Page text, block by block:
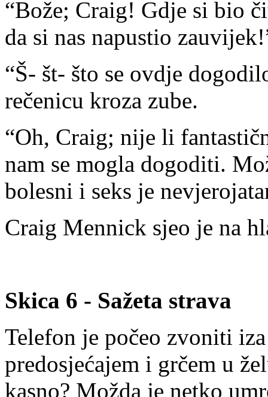
“Bože; Craig! Gdje si bio
da si nas napustio
“Š- št- što se ovdje
rečenicu kroza zube.
“Oh, Craig; nije li
nam se mogla dogoditi.
bolesni i seks je
Craig Mennick sjeo je na
Skica 6 - Sažeta strava
Telefon je počeo zvoniti
predosjećajem i grčem u
kasno? Možda je netko